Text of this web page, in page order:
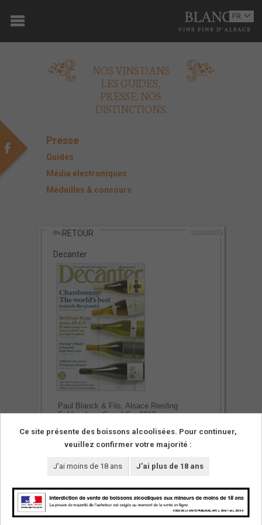
DOMAINE
OENOTOURISME
VINS
PRESSE
ACTUALITÉS
FR
EN
NOS VINS DANS
LES GUIDES,
PRESSE. NOS
DISTINCTIONS.
Presse
Guides
Média électroniques
Médailles & concours
RETOUR
Decanter
Paul Blanck & Fils, Alsace Riesling
Schlossberg Grand Cru 2012
great concentration on the deep, full-bodied
palate. Good acidity that evolves into a crisp,
mineral finish.
01/03/2015
SUIVEZ-NOUS !
Ce site présente des boissons alcoolisées. Pour continuer,
veuillez confirmer votre majorité :
J'ai moins de 18 ans J'ai plus de 18 ans